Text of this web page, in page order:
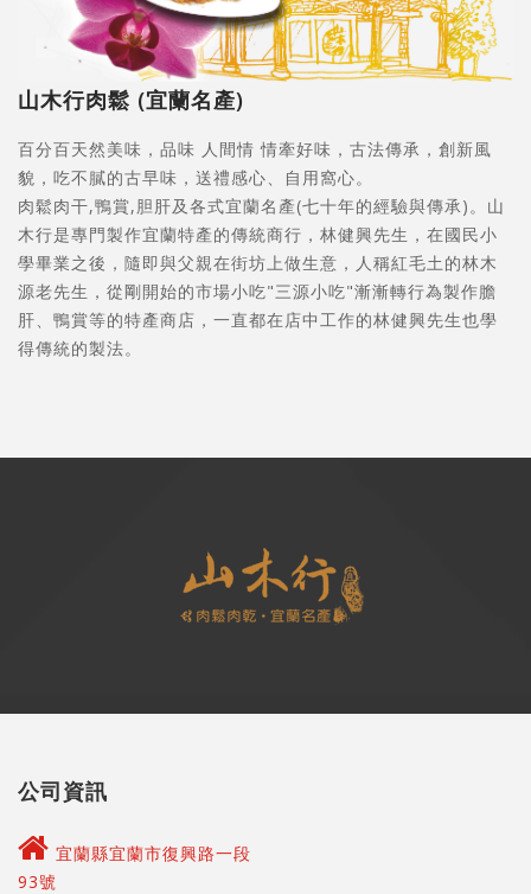
山木行肉鬆 (宜蘭名產)
百分百天然美味，品味 人間情 情牽好味，古法傳承，創新風
貌，吃不膩的古早味，送禮感心、自用窩心。
肉鬆肉干,鴨賞,胆肝及各式宜蘭名產(七十年的經驗與傳承)。山
木行是專門製作宜蘭特產的傳統商行，林健興先生，在國民小
學畢業之後，隨即與父親在街坊上做生意，人稱紅毛土的林木
源老先生，從剛開始的市場小吃"三源小吃"漸漸轉行為製作膽
肝、鴨賞等的特產商店，一直都在店中工作的林健興先生也學
得傳統的製法。
公司資訊
宜蘭縣宜蘭市復興路一段
93號